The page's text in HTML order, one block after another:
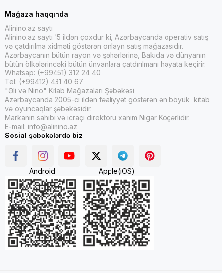
Mağaza haqqında
Alinino.az saytı
Alinino.az saytı 15 ildən çoxdur ki, Azərbaycanda operativ satış
və çatdırılma xidməti göstərən onlayn satış mağazasıdır.
Azərbaycanın bütün rayon və şəhərlərinə, Bakıda və dünyanın
bütün ölkələrindəki bütün ünvanlara çatdırılmanı həyata keçirir.
Whatsap: (+99451) 312 24 40
Tel: (+99412) 431 40 67
"Əli və Nino" Kitab Mağazaları Şəbəkəsi
Azərbaycanda 2005-ci ildən fəaliyyət göstərən ən böyük kitab
və oyuncaqlar şəbəkəsidir.
Markanın sahibi və icraçı direktoru xanım Nigar Köçərlidir.
E-mail: info@alinino.az
Sosial şəbəkələrdə biz
Android Apple(iOS)